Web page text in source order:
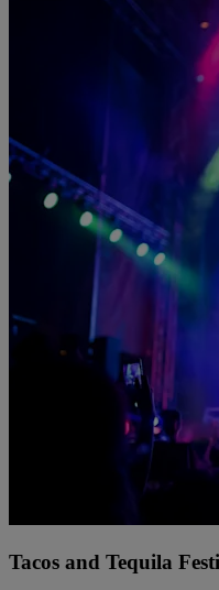
Tacos and Tequila